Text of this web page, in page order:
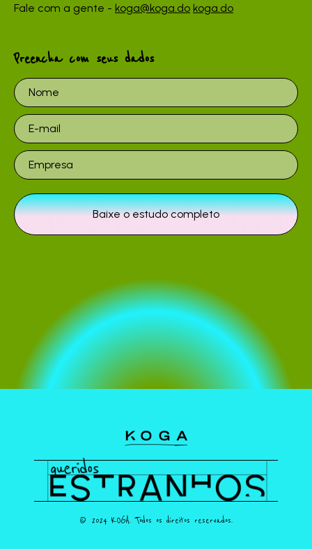
Fale com a gente - koga@koga.do koga.do
Preencha com seus dados
© 2024 KOGA. Todos os direitos reservados.